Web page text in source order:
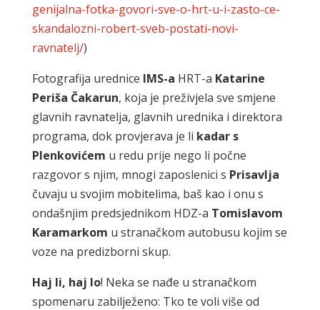
genijalna-fotka-govori-sve-o-hrt-u-i-zasto-ce-
skandalozni-robert-sveb-postati-novi-
ravnatelj/)
Fotografija urednice IMS-a HRT-a Katarine
Periša Čakarun, koja je preživjela sve smjene
glavnih ravnatelja, glavnih urednika i direktora
programa, dok provjerava je li kadar s
Plenkovićem u redu prije nego li počne
razgovor s njim, mnogi zaposlenici s Prisavlja
čuvaju u svojim mobitelima, baš kao i onu s
ondašnjim predsjednikom HDZ-a Tomislavom
Karamarkom u stranačkom autobusu kojim se
voze na predizborni skup.
Haj li, haj lo! Neka se nađe u stranačkom
spomenaru zabilježeno: Tko te voli više od